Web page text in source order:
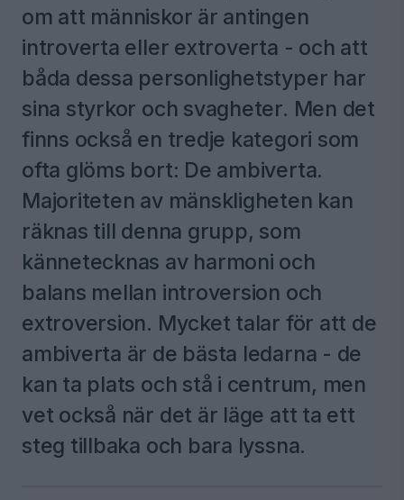
om att människor är antingen
introverta eller extroverta - och att
båda dessa personlighetstyper har
sina styrkor och svagheter. Men det
finns också en tredje kategori som
ofta glöms bort: De ambiverta.
Majoriteten av mänskligheten kan
räknas till denna grupp, som
kännetecknas av harmoni och
balans mellan introversion och
extroversion. Mycket talar för att de
ambiverta är de bästa ledarna - de
kan ta plats och stå i centrum, men
vet också när det är läge att ta ett
steg tillbaka och bara lyssna.